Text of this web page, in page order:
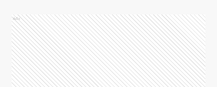
Ads